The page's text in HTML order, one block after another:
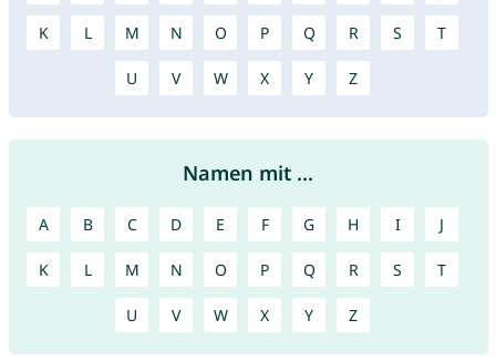
K L M N O P Q R S T
U V W X Y Z
Namen mit ...
A B C D E F G H I J
K L M N O P Q R S T
U V W X Y Z